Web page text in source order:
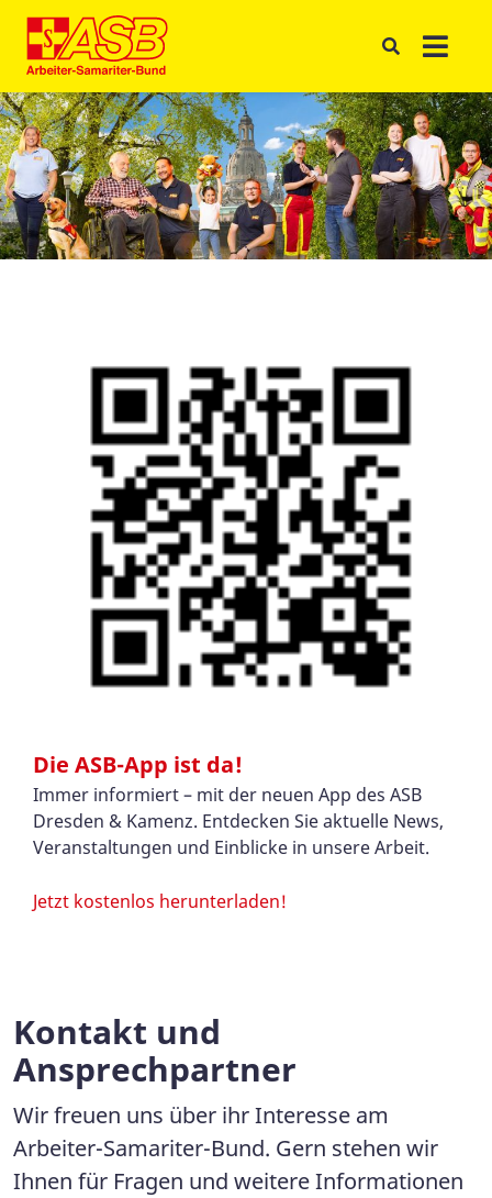
Die ASB-App ist da!
Immer informiert – mit der neuen App des ASB
Dresden & Kamenz. Entdecken Sie aktuelle News,
Veranstaltungen und Einblicke in unsere Arbeit.
Jetzt kostenlos herunterladen!
Kontakt und
Ansprechpartner
Wir freuen uns über ihr Interesse am
Arbeiter-Samariter-Bund. Gern stehen wir
Ihnen für Fragen und weitere Informationen